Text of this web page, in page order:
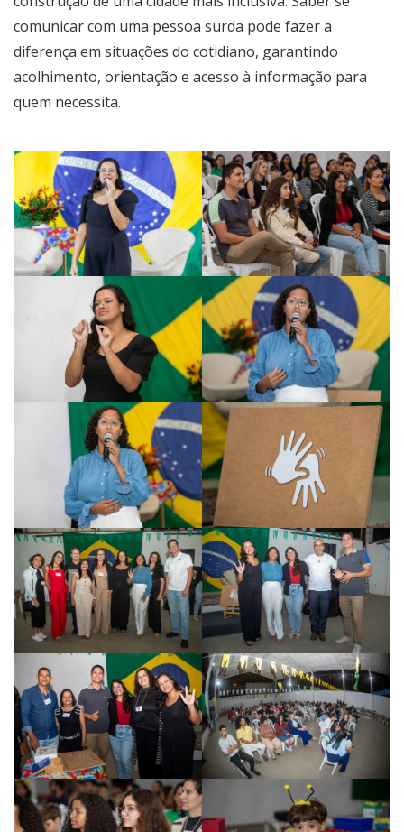
comunicar com uma pessoa surda pode fazer a
diferença em situações do cotidiano, garantindo
acolhimento, orientação e acesso à informação para
quem necessita.